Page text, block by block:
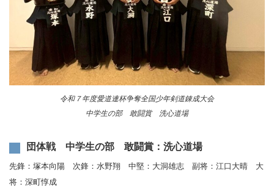
令和７年度愛道連杯争奪全国少年剣道錬成大会
中学生の部 敢闘賞 洗心道場
団体戦 中学生の部 敢闘賞：洗心道場
先鋒：塚本向陽 次鋒：水野翔 中堅：大洞雄志 副将：江口大晴 大
将：深町惇成